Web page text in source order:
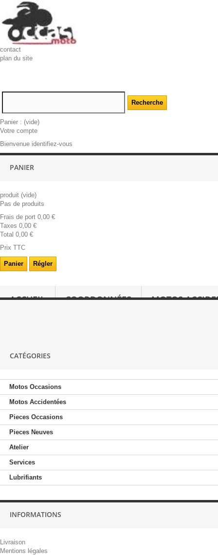
contact
plan du site
Panier : (vide)
Votre compte
Bienvenue identifiez-vous
PANIER
produit (vide)
Pas de produits
Frais de port 0,00 €
Taxes 0,00 €
Total 0,00 €
Prix TTC
Panier Régler
ACCUEIL COORDONNÉES MOTOS
CATÉGORIES
Motos Occasions
Motos Accidentées
Pieces Occasions
Pieces Neuves
Atelier
Services
Lubrifiants
INFORMATIONS
Livraison
Mentions légales